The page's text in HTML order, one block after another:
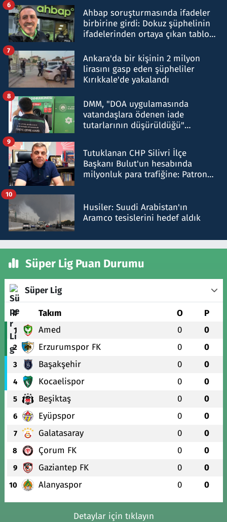
Ahbap soruşturmasında ifadeler
birbirine girdi: Dokuz şüphelinin
ifadelerinden ortaya çıkan tablo
6
Ankara'da bir kişinin 2 milyon
lirasını gasp eden şüpheliler
Kırıkkale'de yakalandı
7
DMM, "DOA uygulamasında
vatandaşlara ödenen iade
tutarlarının düşürüldüğü"
8
Tutuklanan CHP Silivri İlçe
Başkanı Bulut'un hesabında
milyonluk para trafiğine: Patron
9
Husiler: Suudi Arabistan'ın
Aramco tesislerini hedef aldık
10
Süper Lig Puan Durumu
Süper Lig
# Takım O P
1 Amed 0 0
2 Erzurumspor FK 0 0
3 Başakşehir 0 0
4 Kocaelispor 0 0
5 Beşiktaş 0 0
6 Eyüpspor 0 0
7 Galatasaray 0 0
8 Çorum FK 0 0
9 Gaziantep FK 0 0
10 Alanyaspor 0 0
Detaylar için tıklayın